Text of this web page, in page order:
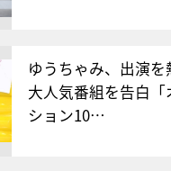
ゆうちゃみ、出演を
大人気番組を告白「
ション10…